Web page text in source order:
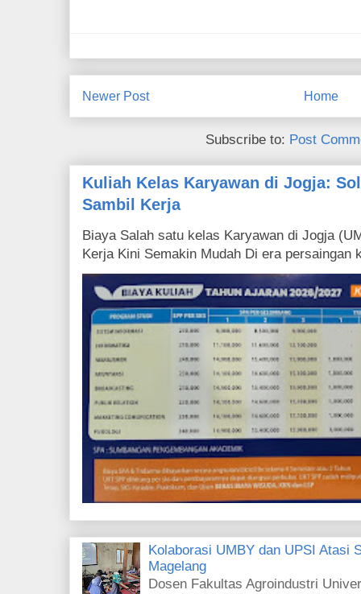
Newer Post Home
Subscribe to: Post
Kuliah Kelas Karyawan di Jogja:
Sambil Kerja
Biaya Salah satu kelas Karyawan di Jogja
Kerja Kini Semakin Mudah Di era persaingan
Kolaborasi UMBY dan UPSI Atasi
Magelang
Dosen Fakultas Agroindustri